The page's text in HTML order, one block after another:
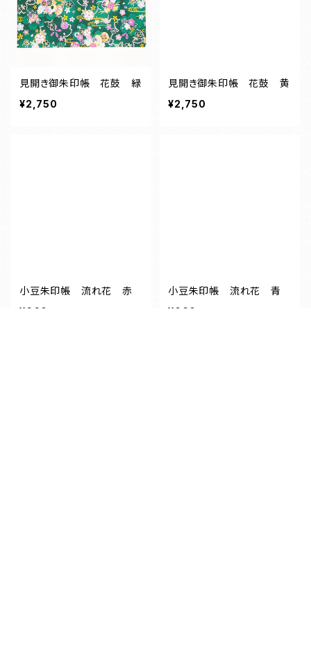
見開き御朱印帳 花鼓 緑
¥2,750
見開き御朱印帳 花鼓 黄
¥2,750
小豆朱印帳 流れ花 赤
¥660
小豆朱印帳 流れ花 青
¥660